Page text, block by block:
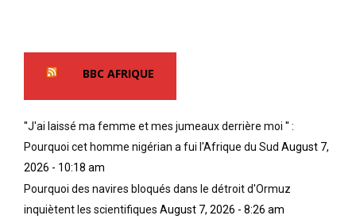
BBC AFRIQUE
''J'ai laissé ma femme et mes jumeaux derrière moi '' :
Pourquoi cet homme nigérian a fui l'Afrique du Sud August 7,
2026 - 10:18 am
Pourquoi des navires bloqués dans le détroit d'Ormuz
inquiètent les scientifiques August 7, 2026 - 8:26 am